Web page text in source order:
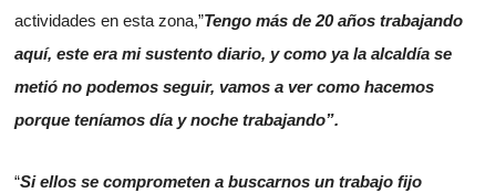
actividades en esta zona,”Tengo más de 20 años trabajando
aquí, este era mi sustento diario, y como ya la alcaldía se
metió no podemos seguir, vamos a ver como hacemos
porque teníamos día y noche trabajando”.
“Si ellos se comprometen a buscarnos un trabajo fijo